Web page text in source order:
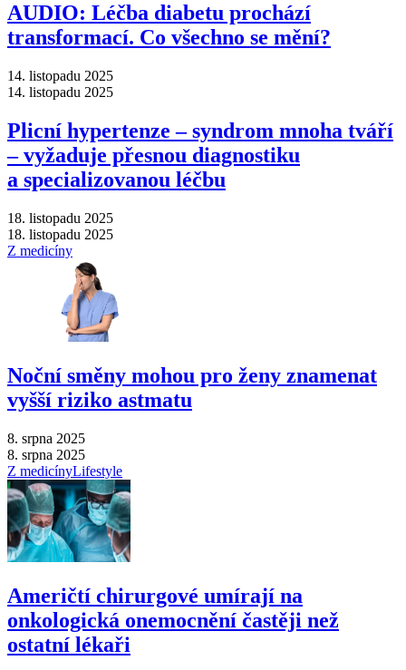
AUDIO: Léčba diabetu prochází
transformací. Co všechno se mění?
14. listopadu 2025
14. listopadu 2025
Plicní hypertenze –⁠ syndrom mnoha tváří
–⁠ vyžaduje přesnou diagnostiku
a specializovanou léčbu
18. listopadu 2025
18. listopadu 2025
Z medicíny
Noční směny mohou pro ženy znamenat
vyšší riziko astmatu
8. srpna 2025
8. srpna 2025
Z medicínyLifestyle
Američtí chirurgové umírají na
onkologická onemocnění častěji než
ostatní lékaři